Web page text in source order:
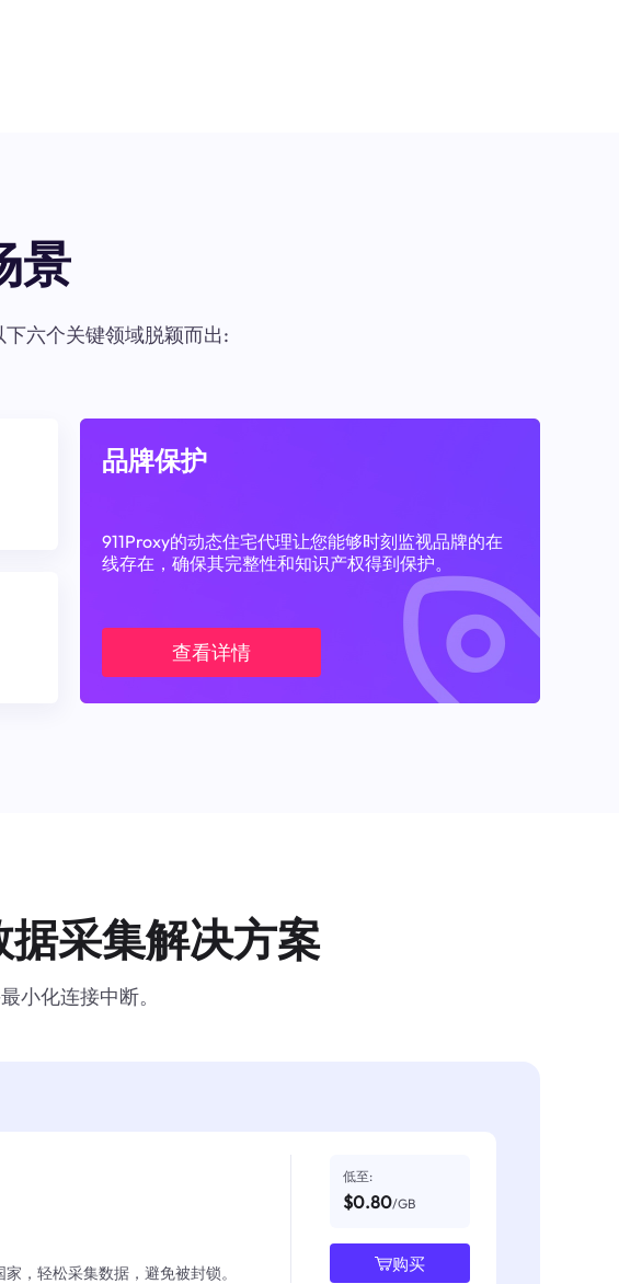
景
六个关键领域脱颖而出:
品牌保护
911Proxy的动态住宅代理让您能够时刻监视品牌的在
线存在，确保其完整性和知识产权得到保护。
查看详情
采集解决方案
小化连接中断。
，轻松采集数据，避免被封锁。
低至:
$0.80/GB
购买